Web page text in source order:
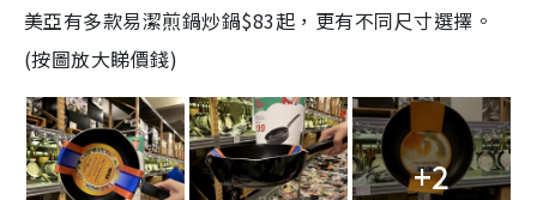
美亞有多款易潔煎鍋炒鍋$83起，更有不同尺寸選擇。
(按圖放大睇價錢)
+2